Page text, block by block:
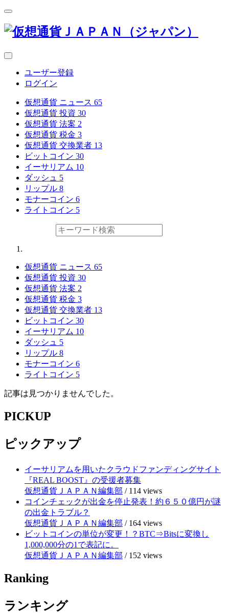
ユーザー登録
ログイン
仮想通貨 ニュース 65
仮想通貨 投資 30
仮想通貨 法案 2
仮想通貨 税金 3
仮想通貨 交換業者 13
ビットコイン 30
イーサリアム 10
ダッシュ 5
リップル 8
モナーコイン 6
ライトコイン 5
仮想通貨 ニュース 65
仮想通貨 投資 30
仮想通貨 法案 2
仮想通貨 税金 3
仮想通貨 交換業者 13
ビットコイン 30
イーサリアム 10
ダッシュ 5
リップル 8
モナーコイン 6
ライトコイン 5
記事は見つかりませんでした。
PICKUP
ピックアップ
イーサリアムを用いたクラウドファンディングサイト
『REAL BOOST』の受援者募集
仮想通貨ＪＡＰＡＮ編集部 / 114 views
コインチェックが出金を停止発表！約６５０億円が謎
の出金トラブル？
仮想通貨ＪＡＰＡＮ編集部 / 164 views
ビットコインの単位が変更！？BTC⇒Bitsに変換し
1,000,000分の1で表記に。
仮想通貨ＪＡＰＡＮ編集部 / 152 views
Ranking
ランキング